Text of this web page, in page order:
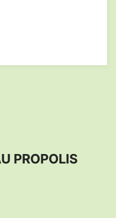
PROPOLIS